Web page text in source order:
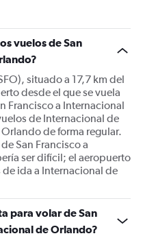
vuelos de San
situado a 17,7 km del
desde el que se vuela
Francisco a Internacional
de Internacional de
de forma regular.
San Francisco a
ser difícil; el aeropuerto
ida a Internacional de
para volar de San
de Orlando?